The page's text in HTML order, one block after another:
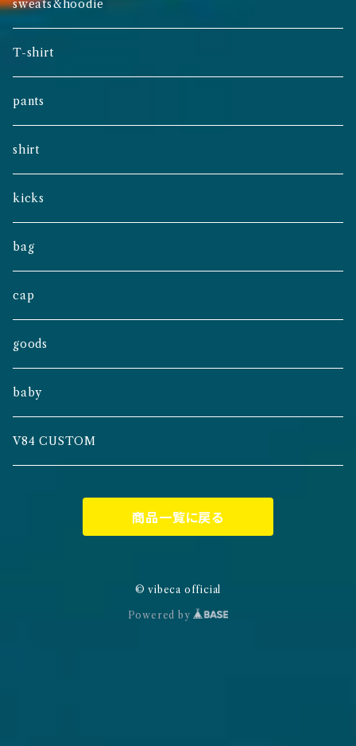
sweats&hoodie
T-shirt
pants
shirt
kicks
bag
cap
goods
baby
V84 CUSTOM
商品一覧に戻る
© vibeca official
Powered by